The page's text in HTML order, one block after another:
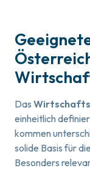
Das
einheitlich
kommen
solide Basis für
Besonders